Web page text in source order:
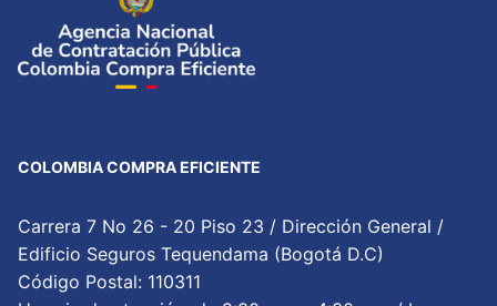
COLOMBIA COMPRA EFICIENTE
Carrera 7 No 26 - 20 Piso 23 / Dirección General /
Edificio Seguros Tequendama (Bogotá D.C)
Código Postal: 110311